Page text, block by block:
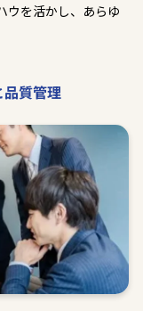
ウを活かし、あらゆ
質管理